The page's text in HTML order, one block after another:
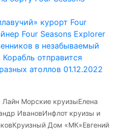
курорт Four
Four Seasons Explorer
в незабываемый
отправится
атоллов 01.12.2022
Лайн Морские круизыЕлена
ИвановИнфлот круизы и
Круизный Дом «МК»Евгений